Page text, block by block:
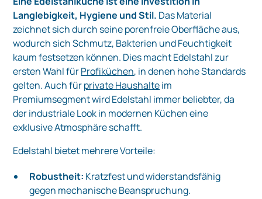
Langlebigkeit, Hygiene und Stil. Das Material
zeichnet sich durch seine porenfreie Oberfläche aus,
wodurch sich Schmutz, Bakterien und Feuchtigkeit
kaum festsetzen können. Dies macht Edelstahl zur
ersten Wahl fürProfiküchen, in denen hohe Standards
gelten. Auch fürprivate Haushalteim
Premiumsegment wird Edelstahl immer beliebter, da
der industriale Look in modernen Küchen eine
exklusive Atmosphäre schafft.
Edelstahl bietet mehrere Vorteile:
Robustheit: Kratzfest und widerstandsfähig
gegen mechanische Beanspruchung.